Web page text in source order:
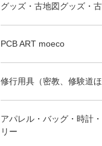
グッズ・古地図グッズ・
PCB ART moeco
修行用具（密教、修験道ほ
アパレル・バッグ・時計
リー